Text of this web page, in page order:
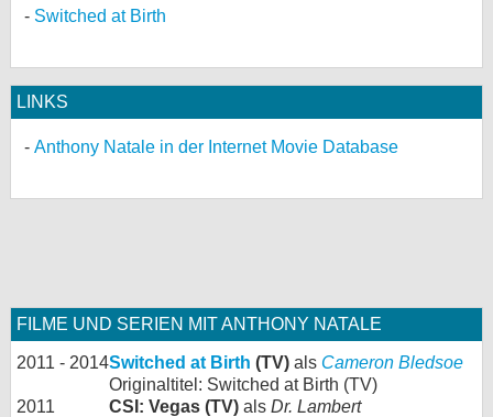
Switched at Birth
LINKS
Anthony Natale in der Internet Movie Database
FILME UND SERIEN MIT ANTHONY NATALE
2011 - 2014Switched at Birth (TV) als Cameron Bledsoe
Originaltitel: Switched at Birth (TV)
2011
CSI: Vegas (TV) als Dr. Lambert